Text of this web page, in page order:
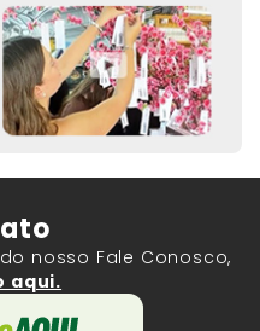
nosso Fale Conosco,
aqui.